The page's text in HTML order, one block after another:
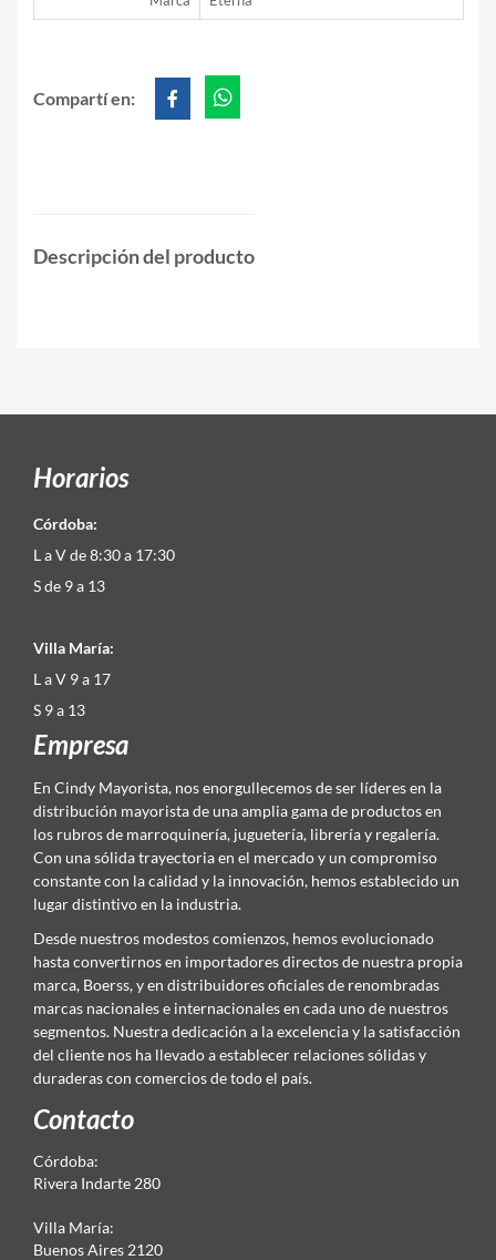
Compartí en:
Descripción del producto
Horarios
Córdoba:
L a V de 8:30 a 17:30
S de 9 a 13
Villa María:
L a V 9 a 17
S 9 a 13
Empresa
En Cindy Mayorista, nos enorgullecemos de ser líderes en la
distribución mayorista de una amplia gama de productos en
los rubros de marroquinería, juguetería, librería y regalería.
Con una sólida trayectoria en el mercado y un compromiso
constante con la calidad y la innovación, hemos establecido un
lugar distintivo en la industria.
Desde nuestros modestos comienzos, hemos evolucionado
hasta convertirnos en importadores directos de nuestra propia
marca, Boerss, y en distribuidores oficiales de renombradas
marcas nacionales e internacionales en cada uno de nuestros
segmentos. Nuestra dedicación a la excelencia y la satisfacción
del cliente nos ha llevado a establecer relaciones sólidas y
duraderas con comercios de todo el país.
Contacto
Córdoba:
Rivera Indarte 280
Villa María:
Buenos Aires 2120